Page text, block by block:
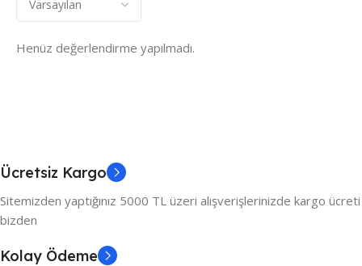
Henüz değerlendirme yapılmadı.
Ücretsiz Kargo
Sitemizden yaptığınız 5000 TL üzeri alışverişlerinizde kargo ücreti
bizden
Kolay Ödeme